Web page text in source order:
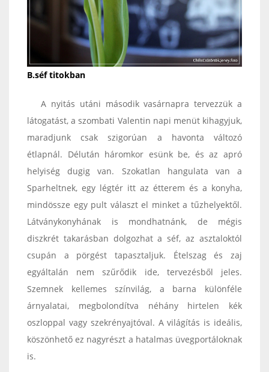
B.séf titokban
A nyitás utáni második vasárnapra tervezzük a
látogatást, a szombati Valentin napi menüt kihagyjuk,
maradjunk csak szigorúan a havonta változó
étlapnál. Délután háromkor esünk be, és az apró
helyiség dugig van. Szokatlan hangulata van a
Sparheltnek, egy légtér itt az étterem és a konyha,
mindössze egy pult választ el minket a tűzhelyektől.
Látványkonyhának is mondhatnánk, de mégis
diszkrét takarásban dolgozhat a séf, az asztaloktól
csupán a pörgést tapasztaljuk. Ételszag és zaj
egyáltalán nem szűrődik ide, tervezésből jeles.
Szemnek kellemes színvilág, a barna különféle
árnyalatai, megbolondítva néhány hirtelen kék
oszloppal vagy szekrényajtóval. A világítás is ideális,
köszönhető ez nagyrészt a hatalmas üvegportáloknak
is.